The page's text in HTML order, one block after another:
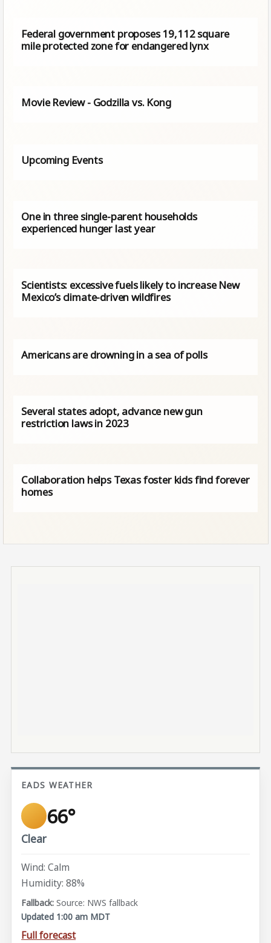
Federal government proposes 19,112 square
mile protected zone for endangered lynx
Movie Review - Godzilla vs. Kong
Upcoming Events
One in three single-parent households
experienced hunger last year
Scientists: excessive fuels likely to increase New
Mexico’s climate-driven wildfires
Americans are drowning in a sea of polls
Several states adopt, advance new gun
restriction laws in 2023
Collaboration helps Texas foster kids find forever
homes
EADS WEATHER
66°
Clear
Wind: Calm
Humidity: 88%
Source: NWS fallback
Updated 1:00 am MDT
Full forecast